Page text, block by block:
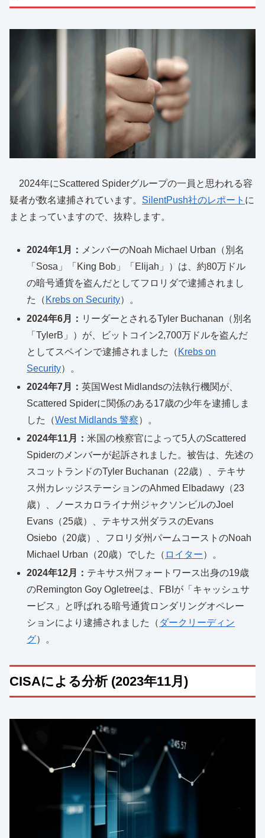
2024年にScattered Spiderグループの一員と思われる容
疑者が数名逮捕されています。 SilentPush社のレポート に
まとまっていますので、抜粋します。
2024年1月： メンバーのNoah Michael Urban（別名
「Sosa」「King Bob」「Elijah」）は、約80万ドル
の暗号通貨を盗んだとしてフロリダで逮捕されまし
た（ Krebs on Security）。
2024年6月： リーダーとされるTyler Buchanan（別名
「TylerB」）が、ビットコイン2,700万ドルを盗んだ
としてスペインで逮捕されました（ Krebs on
Security）。
2024年7月：英国West Midlandsの法執行機関が、
Scattered Spiderに関係のある17歳の少年を逮捕しま
した（West Midlands 警察）。
2024年11月：米国の検察官によって5人のScattered
Spiderのメンバーが起訴されました。被告は、先述の
スコットランドのTyler Buchanan（22歳）、テキサ
ス州カレッジステーションのAhmed Elbadawy（23
歳）、ノースカロライナ州ジャクソンビルのJoel
Evans（25歳）、テキサス州ダラスのEvans
Osiebo（20歳）、フロリダ州パームコーストのNoah
Michael Urban（20歳）でした（ ロイター）。
2024年12月： テキサス州フォートワース出身の19歳
のRemington Goy Ogletreeは、FBIが「キャッシュサ
ービス」と呼ばれる暗号通貨ロンダリングオペレー
ションにより逮捕されました（ ダークリーディン
グ）。
CISAによる分析 (2023年11月)